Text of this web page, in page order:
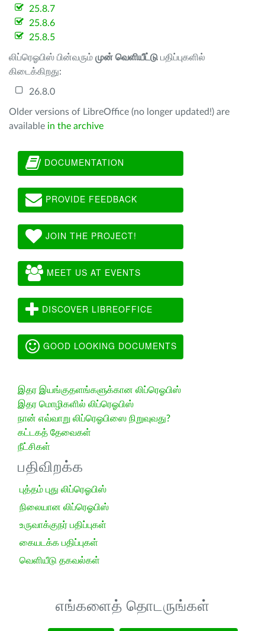
25.8.7
25.8.6
25.8.5
லிப்ரெஓபிஸ் பின்வரும் முன் வெளியீட்டு பதிப்புகளில்
கிடைக்கிறது:
26.8.0
Older versions of LibreOffice (no longer updated!) are
available in the archive
DOCUMENTATION
PROVIDE FEEDBACK
JOIN THE PROJECT!
MEET US AT EVENTS
DISCOVER LIBREOFFICE
GOOD LOOKING DOCUMENTS
இதர இயங்குதளங்களுக்கான லிப்ரெஓபிஸ்
இதர மொழிகளில் லிப்ரெஓபிஸ்
நான் எவ்வாறு லிப்ரெஓபிஸை நிறுவுவது?
கட்டகத் தேவைகள்
நீட்சிகள்
பதிவிறக்க
புத்தம் புது லிப்ரெஓபிஸ்
நிலையான லிப்ரெஓபிஸ்
உருவாக்குநர் பதிப்புகள்
கையடக்க பதிப்புகள்
வெளியீடு தகவல்கள்
எங்களைத் தொடருங்கள்